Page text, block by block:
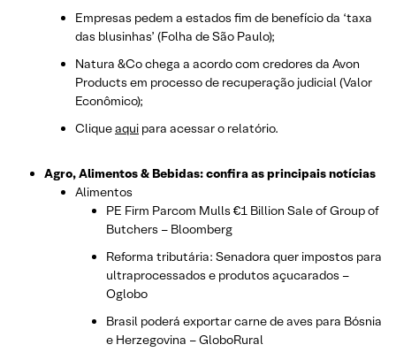
Empresas pedem a estados fim de benefício da ‘taxa
das blusinhas’ (Folha de São Paulo);
Natura &Co chega a acordo com credores da Avon
Products em processo de recuperação judicial (Valor
Econômico);
Cliqueaqui para acessar o relatório.
Agro, Alimentos & Bebidas: confira as principais notícias
Alimentos
PE Firm Parcom Mulls €1 Billion Sale of Group of
Butchers – Bloomberg
Reforma tributária: Senadora quer impostos para
ultraprocessados e produtos açucarados –
Oglobo
Brasil poderá exportar carne de aves para Bósnia
e Herzegovina – GloboRural